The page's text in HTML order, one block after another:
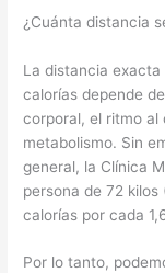
¿Cuánta distancia
La distancia
calorías depende
corporal, el ritmo al
metabolismo. Sin
general, la Clínica
persona de 72
calorías por cada
Por lo tanto,